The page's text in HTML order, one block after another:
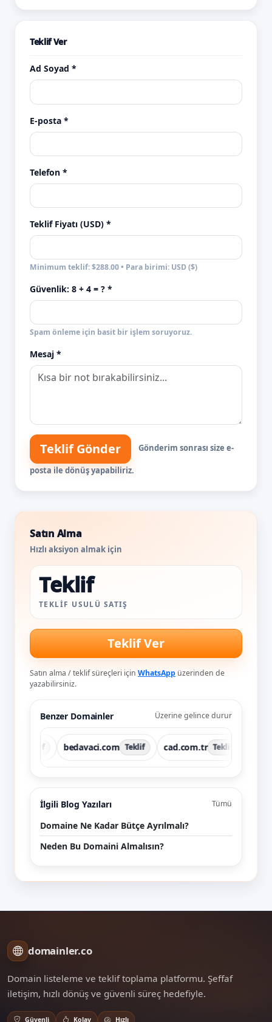
Teklif Ver
Ad Soyad *
E-posta *
Telefon *
Teklif Fiyatı (USD) *
Minimum teklif: $288.00 • Para birimi: USD ($)
Güvenlik: 8 + 4 = ? *
Spam önleme için basit bir işlem soruyoruz.
Mesaj *
Teklif Gönder Gönderim sonrası size e-
posta ile dönüş yapabiliriz.
Satın Alma
Hızlı aksiyon almak için
Teklif
TEKLIF USULÜ SATIŞ
Teklif Ver
Satın alma / teklif süreçleri için WhatsApp üzerinden de
yazabilirsiniz.
Benzer Domainler Üzerine gelince durur
bedavaci.com Teklif cad.com.tr Teklif
İlgili Blog Yazıları Tümü
Domaine Ne Kadar Bütçe Ayrılmalı?
Neden Bu Domaini Almalısın?
domainler.co
Domain listeleme ve teklif toplama platformu. Şeffaf
iletişim, hızlı dönüş ve güvenli süreç hedefiyle.
Güvenli Kolay Hızlı